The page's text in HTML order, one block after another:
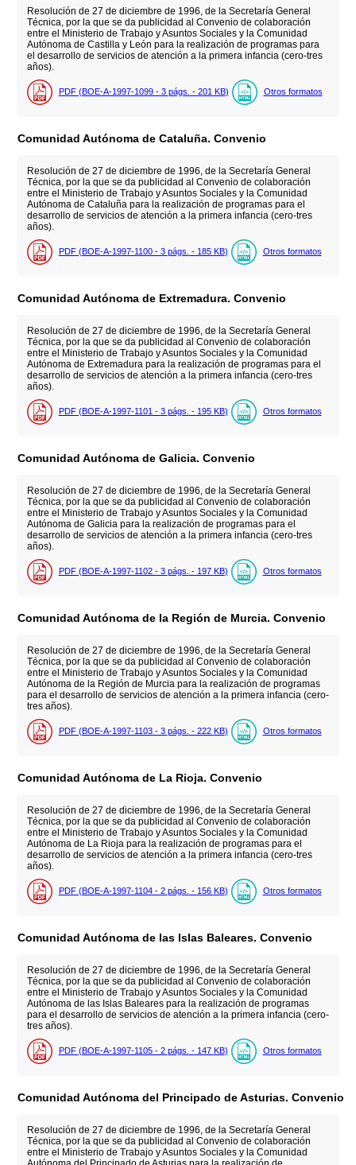
Resolución de 27 de diciembre de 1996, de la Secretaría General
Técnica, por la que se da publicidad al Convenio de colaboración
entre el Ministerio de Trabajo y Asuntos Sociales y la Comunidad
Autónoma de Castilla y León para la realización de programas para
el desarrollo de servicios de atención a la primera infancia (cero-tres
años).
PDF (BOE-A-1997-1099 - 3 págs. - 201 KB) Otros formatos
Comunidad Autónoma de Cataluña. Convenio
Resolución de 27 de diciembre de 1996, de la Secretaría General
Técnica, por la que se da publicidad al Convenio de colaboración
entre el Ministerio de Trabajo y Asuntos Sociales y la Comunidad
Autónoma de Cataluña para la realización de programas para el
desarrollo de servicios de atención a la primera infancia (cero-tres
años).
PDF (BOE-A-1997-1100 - 3 págs. - 185 KB) Otros formatos
Comunidad Autónoma de Extremadura. Convenio
Resolución de 27 de diciembre de 1996, de la Secretaría General
Técnica, por la que se da publicidad al Convenio de colaboración
entre el Ministerio de Trabajo y Asuntos Sociales y la Comunidad
Autónoma de Extremadura para la realización de programas para el
desarrollo de servicios de atención a la primera infancia (cero-tres
años).
PDF (BOE-A-1997-1101 - 3 págs. - 195 KB) Otros formatos
Comunidad Autónoma de Galicia. Convenio
Resolución de 27 de diciembre de 1996, de la Secretaría General
Técnica, por la que se da publicidad al Convenio de colaboración
entre el Ministerio de Trabajo y Asuntos Sociales y la Comunidad
Autónoma de Galicia para la realización de programas para el
desarrollo de servicios de atención a la primera infancia (cero-tres
años).
PDF (BOE-A-1997-1102 - 3 págs. - 197 KB) Otros formatos
Comunidad Autónoma de la Región de Murcia. Convenio
Resolución de 27 de diciembre de 1996, de la Secretaría General
Técnica, por la que se da publicidad al Convenio de colaboración
entre el Ministerio de Trabajo y Asuntos Sociales y la Comunidad
Autónoma de la Región de Murcia para la realización de programas
para el desarrollo de servicios de atención a la primera infancia (cero-
tres años).
PDF (BOE-A-1997-1103 - 3 págs. - 222 KB) Otros formatos
Comunidad Autónoma de La Rioja. Convenio
Resolución de 27 de diciembre de 1996, de la Secretaría General
Técnica, por la que se da publicidad al Convenio de colaboración
entre el Ministerio de Trabajo y Asuntos Sociales y la Comunidad
Autónoma de La Rioja para la realización de programas para el
desarrollo de servicios de atención a la primera infancia (cero-tres
años).
PDF (BOE-A-1997-1104 - 2 págs. - 156 KB) Otros formatos
Comunidad Autónoma de las Islas Baleares. Convenio
Resolución de 27 de diciembre de 1996, de la Secretaría General
Técnica, por la que se da publicidad al Convenio de colaboración
entre el Ministerio de Trabajo y Asuntos Sociales y la Comunidad
Autónoma de las Islas Baleares para la realización de programas
para el desarrollo de servicios de atención a la primera infancia (cero-
tres años).
PDF (BOE-A-1997-1105 - 2 págs. - 147 KB) Otros formatos
Comunidad Autónoma del Principado de Asturias. Convenio
Resolución de 27 de diciembre de 1996, de la Secretaría General
Técnica, por la que se da publicidad al Convenio de colaboración
entre el Ministerio de Trabajo y Asuntos Sociales y la Comunidad